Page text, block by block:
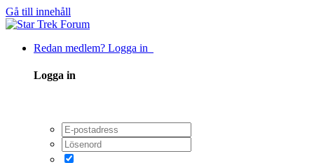
Gå till innehåll
Redan medlem? Logga in
Logga in